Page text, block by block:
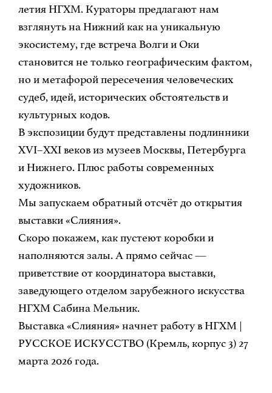
летия НГХМ. Кураторы предлагают нам
взглянуть на Нижний как на уникальную
экосистему, где встреча Волги и Оки
становится не только географическим фактом,
но и метафорой пересечения человеческих
судеб, идей, исторических обстоятельств и
культурных кодов.
В экспозиции будут представлены подлинники
XVI–XXI веков из музеев Москвы, Петербурга
и Нижнего. Плюс работы современных
художников.
Мы запускаем обратный отсчёт до открытия
выставки «Слияния».
Скоро покажем, как пустеют коробки и
наполняются залы. А прямо сейчас —
приветствие от координатора выставки,
заведующего отделом зарубежного искусства
НГХМ Сабина Мельник.
Выставка «Слияния» начнет работу в НГХМ |
РУССКОЕ ИСКУССТВО (Кремль, корпус 3) 27
марта 2026 года.